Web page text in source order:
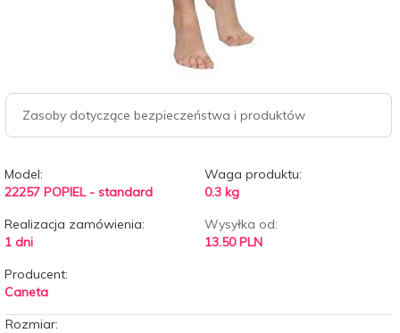
Zasoby dotyczące bezpieczeństwa i produktów
Model:
22257 POPIEL - standard
Waga produktu:
0.3 kg
Realizacja zamówienia:
1 dni
Wysyłka od:
13.50 PLN
Producent:
Caneta
Rozmiar: